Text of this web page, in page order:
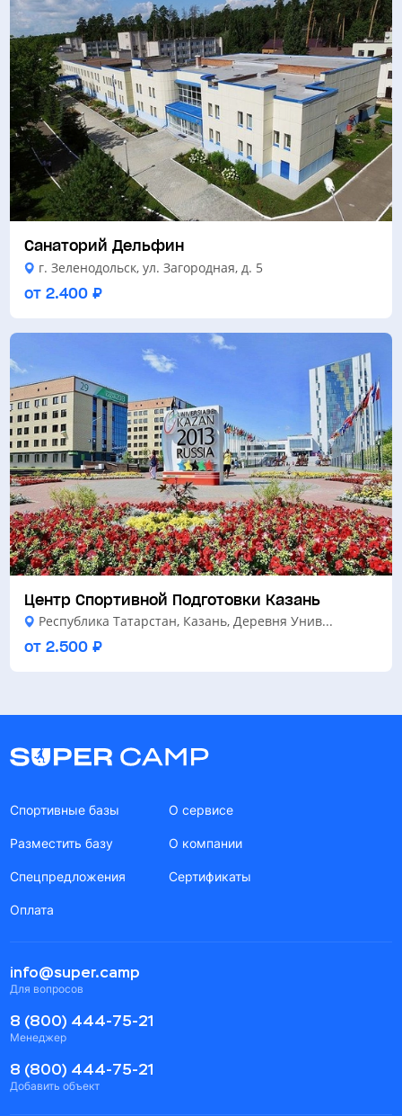
Санаторий Дельфин
г. Зеленодольск, ул. Загородная, д. 5
от 2.400 ₽
Центр Спортивной Подготовки Казань
Республика Татарстан, Казань, Деревня Унив...
от 2.500 ₽
Спортивные базы
Разместить базу
Спецпредложения
Оплата
О сервисе
О компании
Сертификаты
info@super.camp
Для вопросов
8 (800) 444-75-21
Менеджер
8 (800) 444-75-21
Добавить объект